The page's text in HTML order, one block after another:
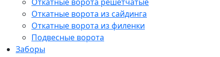
Откатные ворота из сайдинга
Откатные ворота из филенки
Подвесные ворота
Заборы